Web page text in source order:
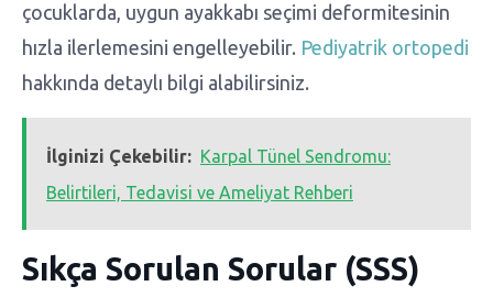
çocuklarda, uygun ayakkabı seçimi deformitesinin
hızla ilerlemesini engelleyebilir. Pediyatrik ortopedi
hakkında detaylı bilgi alabilirsiniz.
İlginizi Çekebilir: Karpal Tünel Sendromu:
Belirtileri, Tedavisi ve Ameliyat Rehberi
Sıkça Sorulan Sorular (SSS)